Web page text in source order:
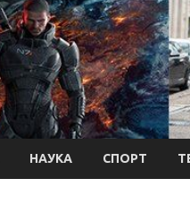
НАУКА СПОРТ